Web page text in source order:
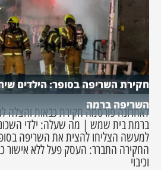
חקירת השריפה בסופר: הילדים
השריפה ברמה
לאחרונה פורסמה חקירת כבאות והצלה
ברמת בית שמש | מה שעלה: ילדי
למעשה הצליחו להצית את השריפה
החקירה התברר: העסק פעל ללא אישור
וכיבוי